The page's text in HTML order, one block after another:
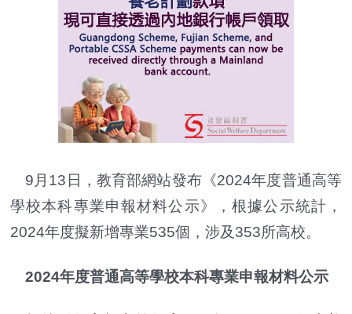
9月13日，教育部網站發布《2024年度普通高等
學校本科專業申報材料公示》，根據公示統計，
2024年度擬新增專業535個，涉及353所高校。
2024年度普通高等學校本科專業申報材料公示